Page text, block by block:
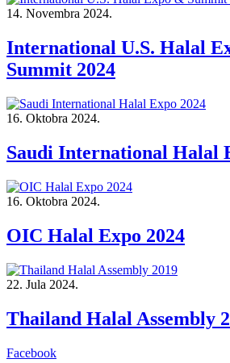
14. Novembra 2024.
International U.S. Halal
Summit 2024
16. Oktobra 2024.
Saudi International Halal
16. Oktobra 2024.
OIC Halal Expo 2024
22. Jula 2024.
Thailand Halal Assembly
Facebook